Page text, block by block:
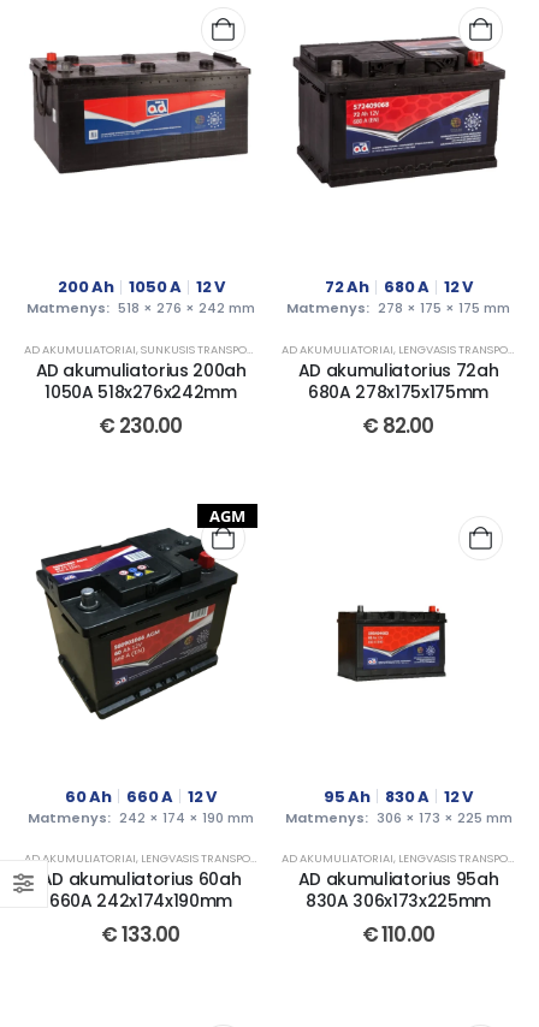
200Ah 1050A 12V
Matmenys: 518 × 276 × 242 mm
AD AKUMULIATORIAI,SUNKUSIS TRANSPORTAS
AD akumuliatorius 200ah
1050A 518x276x242mm
€ 230.00
72Ah 680A 12V
Matmenys: 278 × 175 × 175 mm
AD AKUMULIATORIAI, LENGVASIS TRANSPORTAS
AD akumuliatorius 72ah
680A 278x175x175mm
€ 82.00
AGM
60Ah 660A 12V
Matmenys: 242 × 174 × 190 mm
AD AKUMULIATORIAI, LENGVASIS TRANSPORTAS
AD akumuliatorius 60ah
660A 242x174x190mm
€133.00
95Ah 830A 12V
Matmenys: 306 × 173 × 225 mm
AD AKUMULIATORIAI, LENGVASIS TRANSPORTAS
AD akumuliatorius 95ah
830A 306x173x225mm
€110.00